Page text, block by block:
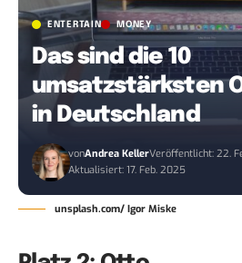
ENTERTAIN MONEY
Das sind die 10
umsatzstärksten
in Deutschland
vonAndrea KellerVeröffentlicht: 22.
Aktualisiert: 17. Feb. 2025
unsplash.com/ Igor Miske